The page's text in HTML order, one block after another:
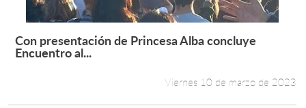
Leer más +
Con presentación de Princesa Alba concluye
Encuentro al...
Viernes 10 de marzo de 2023